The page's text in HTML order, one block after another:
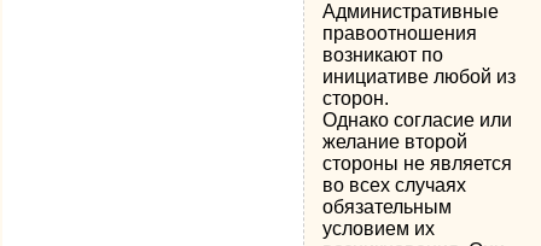
Административные
правоотношения
возникают по
инициативе любой из
сторон.
Однако согласие или
желание второй
стороны не является
во всех случаях
обязательным
условием их